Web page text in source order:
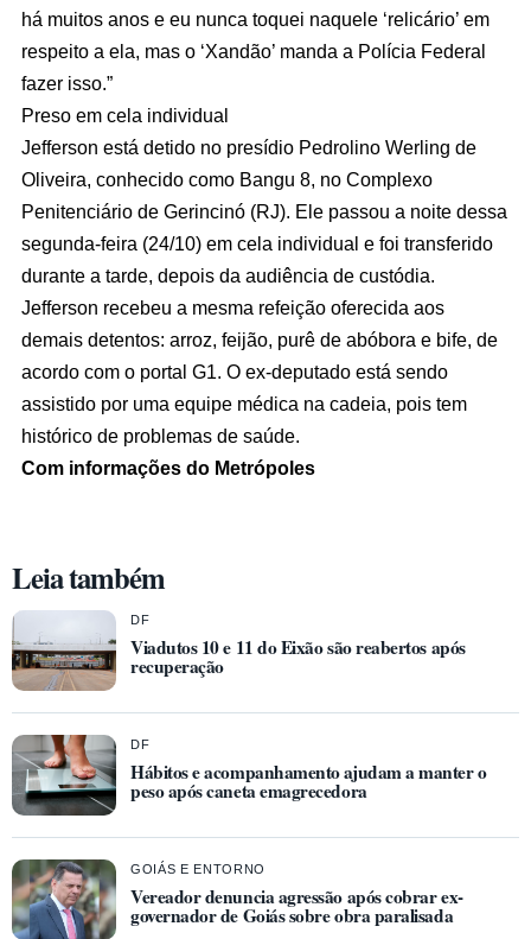
há muitos anos e eu nunca toquei naquele ‘relicário’ em
respeito a ela, mas o ‘Xandão’ manda a Polícia Federal
fazer isso.”
Preso em cela individual
Jefferson está detido no presídio Pedrolino Werling de
Oliveira, conhecido como Bangu 8, no Complexo
Penitenciário de Gerincinó (RJ). Ele passou a noite dessa
segunda-feira (24/10) em cela individual e foi transferido
durante a tarde, depois da audiência de custódia.
Jefferson recebeu a mesma refeição oferecida aos
demais detentos: arroz, feijão, purê de abóbora e bife, de
acordo com o portal G1. O ex-deputado está sendo
assistido por uma equipe médica na cadeia, pois tem
histórico de problemas de saúde.
Com informações do Metrópoles
Leia também
DF
Viadutos 10 e 11 do Eixão são reabertos após
recuperação
DF
Hábitos e acompanhamento ajudam a manter o
peso após caneta emagrecedora
GOIÁS E ENTORNO
Vereador denuncia agressão após cobrar ex-
governador de Goiás sobre obra paralisada